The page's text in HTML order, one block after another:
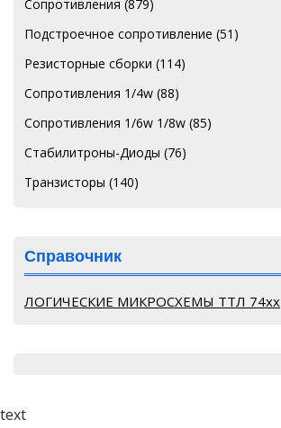
Сопротивления (879)
Подстроечное сопротивление (51)
Резисторные сборки (114)
Сопротивления 1/4w (88)
Сопротивления 1/6w 1/8w (85)
Стабилитроны-Диоды (76)
Транзисторы (140)
Справочник
ЛОГИЧЕСКИЕ МИКРОСХЕМЫ ТТЛ 74хх
text